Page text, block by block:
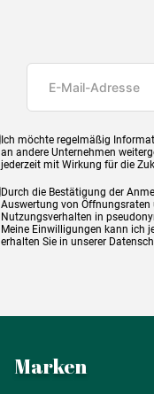
Ich möchte regelmäßig
an andere Unternehmen
jederzeit mit Wirkung für die
Durch die Bestätigung der
Auswertung von
Nutzungsverhalten in
Meine Einwilligungen kann ich
erhalten Sie in unserer
Marken